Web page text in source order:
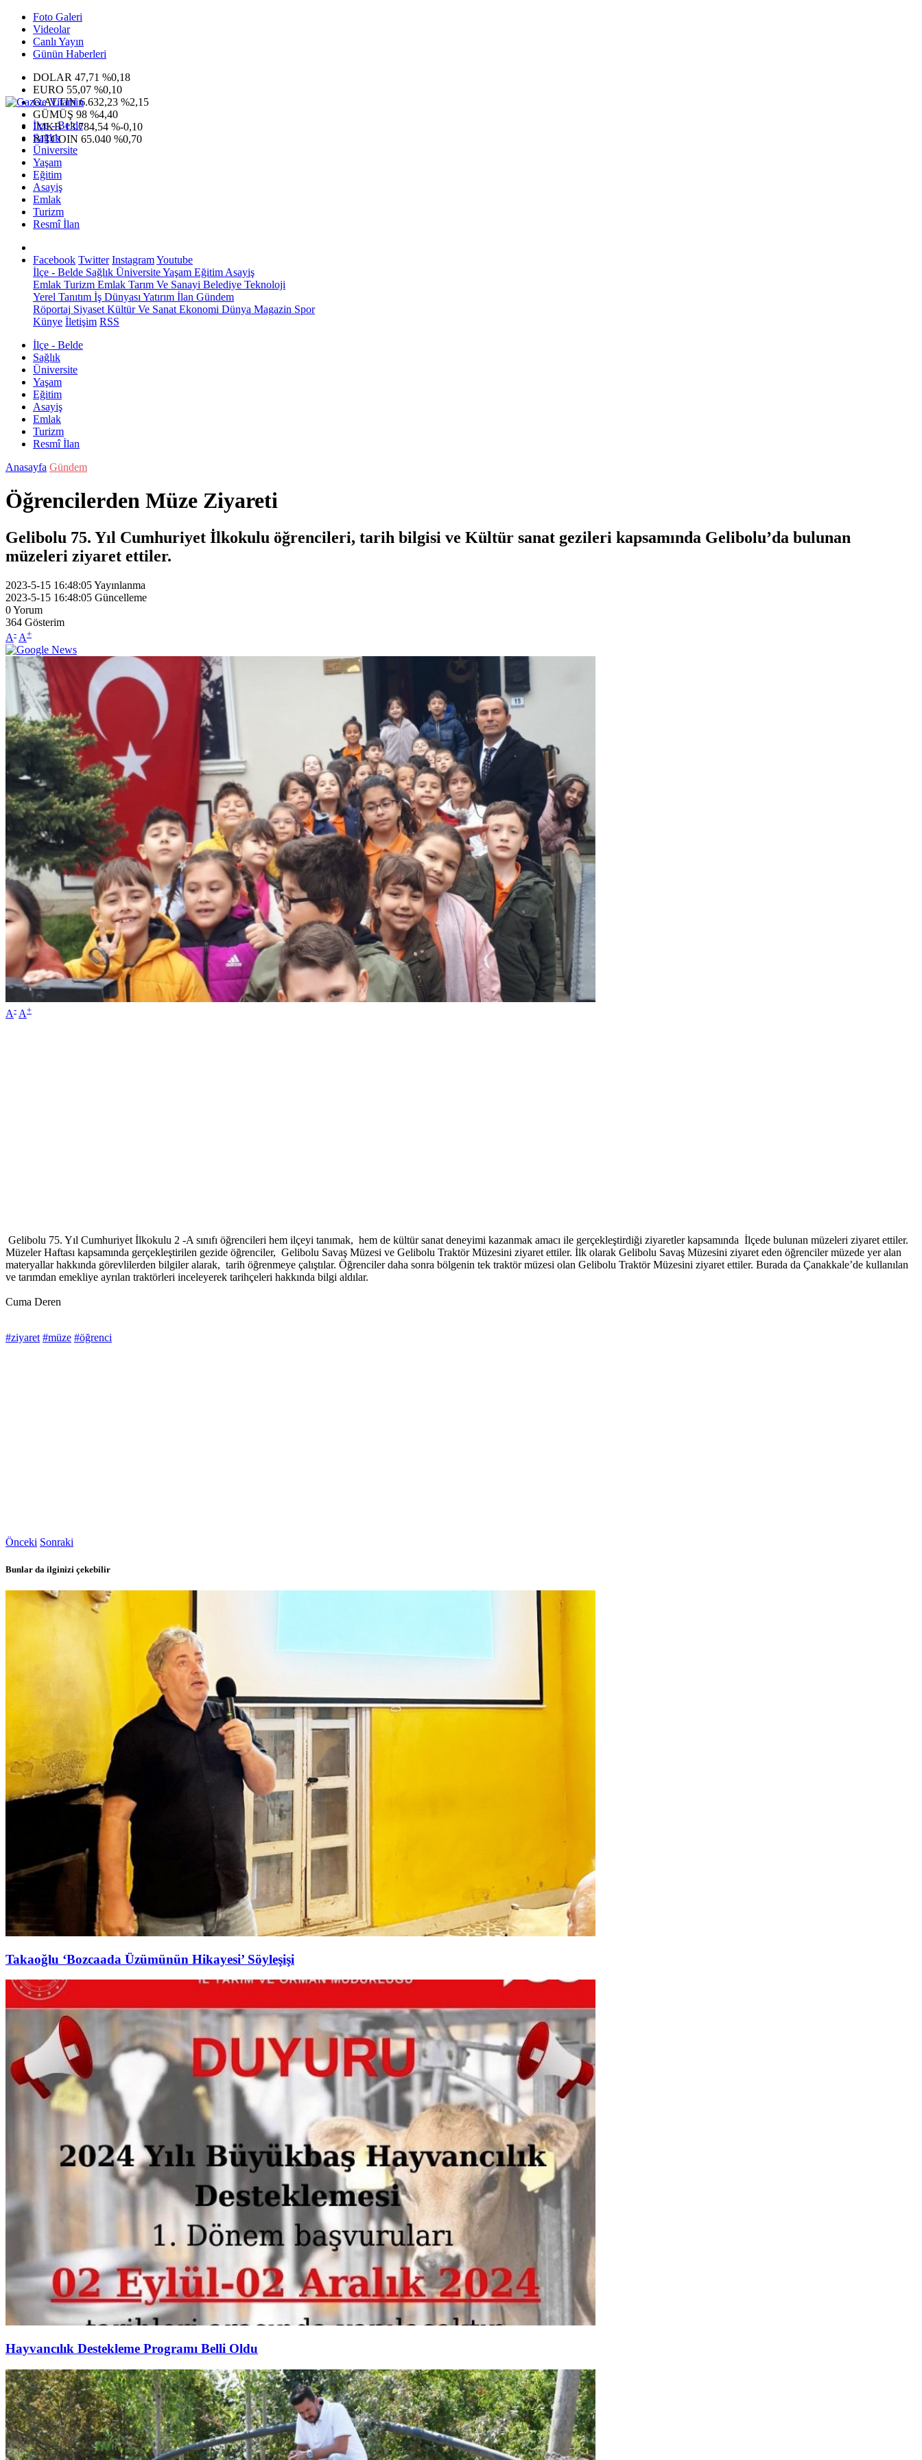
Foto Galeri
Videolar
Canlı Yayın
Günün Haberleri
DOLAR 47,71 %0,18
EURO 55,07 %0,10
G.ALTIN6.632,23 %2,15
GÜMÜŞ 98 %4,40
IMKB13.784,54 %-0,10
BITCOIN 65.040 %0,70
İlçe - Belde
Sağlık
Üniversite
Yaşam
Eğitim
Asayiş
Emlak
Turizm
Resmî İlan
Facebook Twitter InstagramYoutube
İlçe - Belde Sağlık ÜniversiteYaşam Eğitim Asayiş
Emlak Turizm Emlak Tarım Ve Sanayi Belediye Teknoloji
Yerel Tanıtım İş Dünyası Yatırım İlan Gündem
Röportaj Siyaset Kültür Ve Sanat Ekonomi Dünya Magazin Spor
Künye İletişim RSS
İlçe - Belde
Sağlık
Üniversite
Yaşam
Eğitim
Asayiş
Emlak
Turizm
Resmî İlan
Anasayfa Gündem
Öğrencilerden Müze Ziyareti
Gelibolu 75. Yıl Cumhuriyet İlkokulu öğrencileri, tarih bilgisi ve Kültür sanat gezileri kapsamında Gelibolu’da bulunan
müzeleri ziyaret ettiler.
2023-5-15 16:48:05Yayınlanma
2023-5-15 16:48:05 Güncelleme
0Yorum
364 Gösterim
A- A+
A- A+
Gelibolu 75. Yıl Cumhuriyet İlkokulu 2 -A sınıfı öğrencileri hem ilçeyi tanımak, hem de kültür sanat deneyimi kazanmak amacı ile gerçekleştirdiği ziyaretler kapsamında İlçede bulunan müzeleri ziyaret ettiler.
Müzeler Haftası kapsamında gerçekleştirilen gezide öğrenciler, Gelibolu Savaş Müzesi ve Gelibolu Traktör Müzesini ziyaret ettiler. İlk olarak Gelibolu Savaş Müzesini ziyaret eden öğrenciler müzede yer alan
materyallar hakkında görevlilerden bilgiler alarak, tarih öğrenmeye çalıştılar. Öğrenciler daha sonra bölgenin tek traktör müzesi olan Gelibolu Traktör Müzesini ziyaret ettiler. Burada da Çanakkale’de kullanılan
ve tarımdan emekliye ayrılan traktörleri inceleyerek tarihçeleri hakkında bilgi aldılar.
Cuma Deren
#ziyaret #müze #öğrenci
Önceki Sonraki
Bunlar da ilginizi çekebilir
Takaoğlu ‘Bozcaada Üzümünün Hikayesi’ Söyleşişi
Hayvancılık Destekleme Programı Belli Oldu